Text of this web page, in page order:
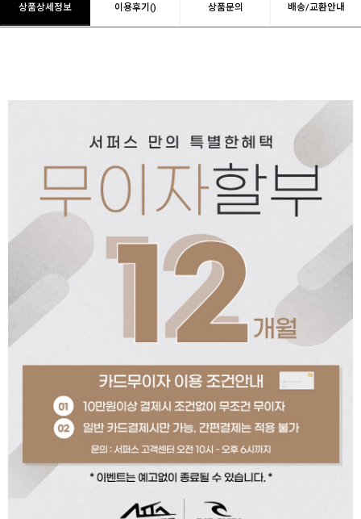
PAYCO 바로구매
상품상세정보 이용후기() 상품문의 배송/교환안내